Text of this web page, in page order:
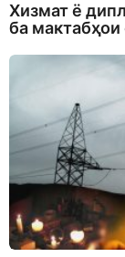
Хизмат ё
ба